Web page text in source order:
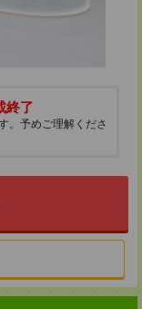
終了
。予めご理解くださ